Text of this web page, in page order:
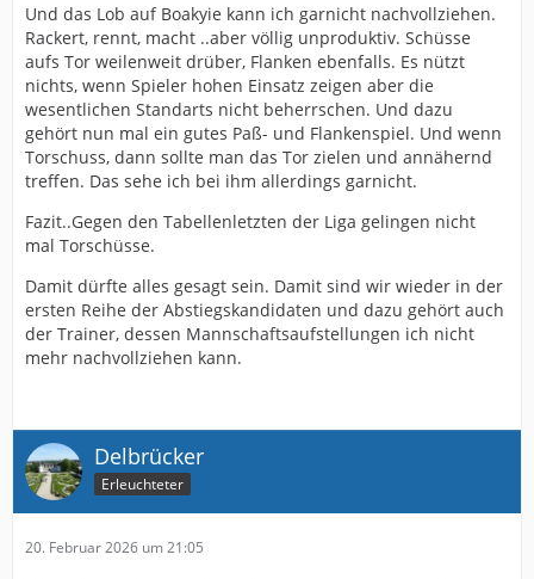
Und das Lob auf Boakyie kann ich garnicht nachvollziehen.
Rackert, rennt, macht ..aber völlig unproduktiv. Schüsse
aufs Tor weilenweit drüber, Flanken ebenfalls. Es nützt
nichts, wenn Spieler hohen Einsatz zeigen aber die
wesentlichen Standarts nicht beherrschen. Und dazu
gehört nun mal ein gutes Paß- und Flankenspiel. Und wenn
Torschuss, dann sollte man das Tor zielen und annähernd
treffen. Das sehe ich bei ihm allerdings garnicht.
Fazit..Gegen den Tabellenletzten der Liga gelingen nicht
mal Torschüsse.
Damit dürfte alles gesagt sein. Damit sind wir wieder in der
ersten Reihe der Abstiegskandidaten und dazu gehört auch
der Trainer, dessen Mannschaftsaufstellungen ich nicht
mehr nachvollziehen kann.
Delbrücker
Erleuchteter
20. Februar 2026 um 21:05